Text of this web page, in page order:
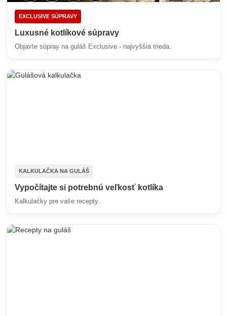
EXCLUSIVE SÚPRAVY
Luxusné kotlíkové súpravy
Objavte súpray na guláš Exclusive - najvyššia trieda.
KALKULAČKA NA GULÁŠ
Vypočítajte si potrebnú veľkosť kotlíka
Kalkulačky pre vaše recepty.